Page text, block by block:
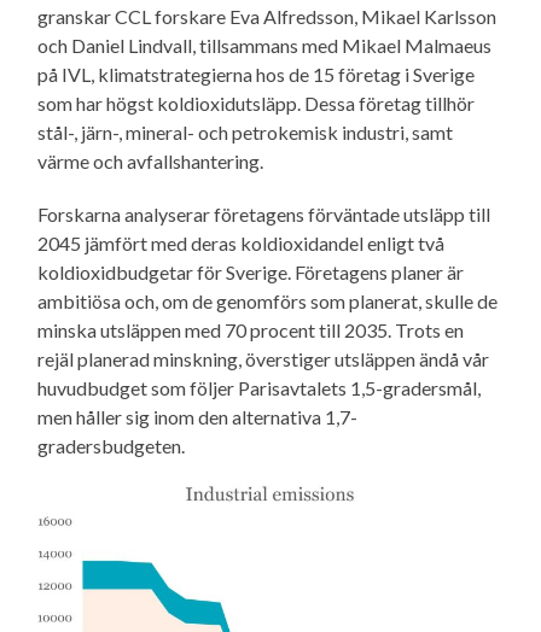
granskar CCL forskare Eva Alfredsson, Mikael Karlsson
och Daniel Lindvall, tillsammans med Mikael Malmaeus
på IVL, klimatstrategierna hos de 15 företag i Sverige
som har högst koldioxidutsläpp. Dessa företag tillhör
stål-, järn-, mineral- och petrokemisk industri, samt
värme och avfallshantering.
Forskarna analyserar företagens förväntade utsläpp till
2045 jämfört med deras koldioxidandel enligt två
koldioxidbudgetar för Sverige. Företagens planer är
ambitiösa och, om de genomförs som planerat, skulle de
minska utsläppen med 70 procent till 2035. Trots en
rejäl planerad minskning, överstiger utsläppen ändå vår
huvudbudget som följer Parisavtalets 1,5-gradersmål,
men håller sig inom den alternativa 1,7-
gradersbudgeten.